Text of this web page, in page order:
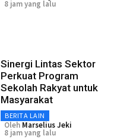
8 jam yang lalu
Sinergi Lintas Sektor
Perkuat Program
Sekolah Rakyat untuk
Masyarakat
BERITA LAIN
Oleh Marselius Jeki
8 jam yang lalu